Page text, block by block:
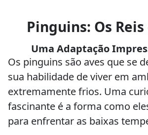
Pinguins: Os
Uma Adaptação
Os pinguins são aves que se
sua habilidade de viver em
extremamente frios. Uma
fascinante é a forma como
para enfrentar as baixas